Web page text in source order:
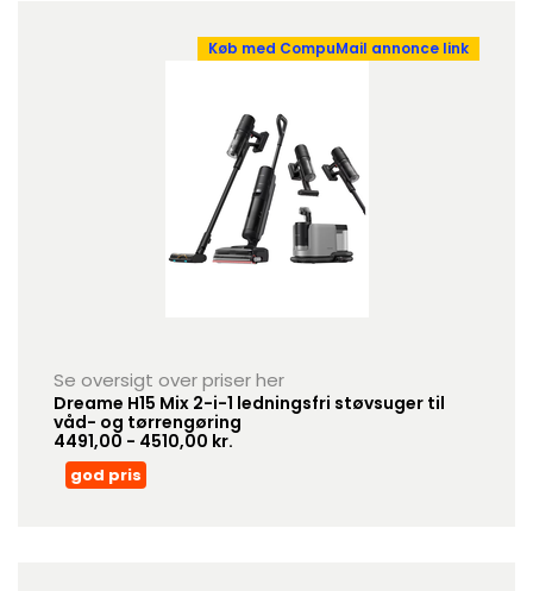
Køb med CompuMail annonce link
Se oversigt over priser her
Dreame H15 Mix 2-i-1 ledningsfri støvsuger til
våd- og tørrengøring
4491,00 - 4510,00 kr.
god pris